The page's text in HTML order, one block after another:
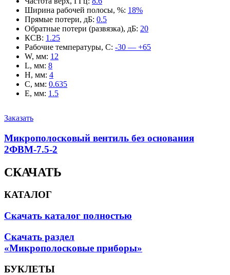
Ширина рабочей полосы, %: 18%
Прямые потери, дБ: 0.5
Обратные потери (развязка), дБ: 20
КСВ: 1.25
Рабочие температуры, С: -30 — +65
W, мм: 12
L, мм: 8
H, мм: 4
C, мм: 0.635
E, мм: 1.5
Заказать
Микрополосковый вентиль без основания
2ФВМ-7.5-2
СКАЧАТЬ
КАТАЛОГ
Скачать каталог полностью
Скачать раздел
«Микрополосковые приборы»
БУКЛЕТЫ